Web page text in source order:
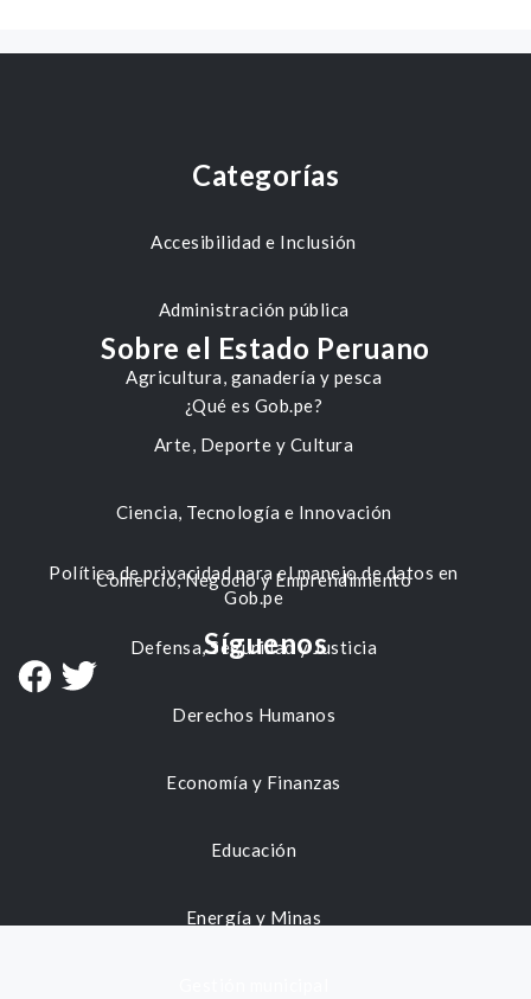
Categorías
Accesibilidad e Inclusión
Administración pública
Agricultura, ganadería y pesca
Arte, Deporte y Cultura
Ciencia, Tecnología e Innovación
Comercio, Negocio y Emprendimiento
Defensa, Seguridad y Justicia
Derechos Humanos
Economía y Finanzas
Educación
Energía y Minas
Sobre el Estado Peruano
¿Qué es Gob.pe?
Política de privacidad para el manejo de datos en
Gob.pe
Síguenos